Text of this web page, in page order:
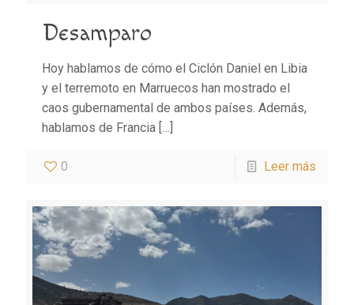
Desamparo
Hoy hablamos de cómo el Ciclón Daniel en Libia
y el terremoto en Marruecos han mostrado el
caos gubernamental de ambos países. Además,
hablamos de Francia […]
0 Leer más